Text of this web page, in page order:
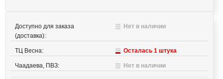
Доступно для заказа
(доставка):
Нет в наличии
ТЦ Весна: Осталась 1 штука
Чаадаева, ПВЗ: Нет в наличии